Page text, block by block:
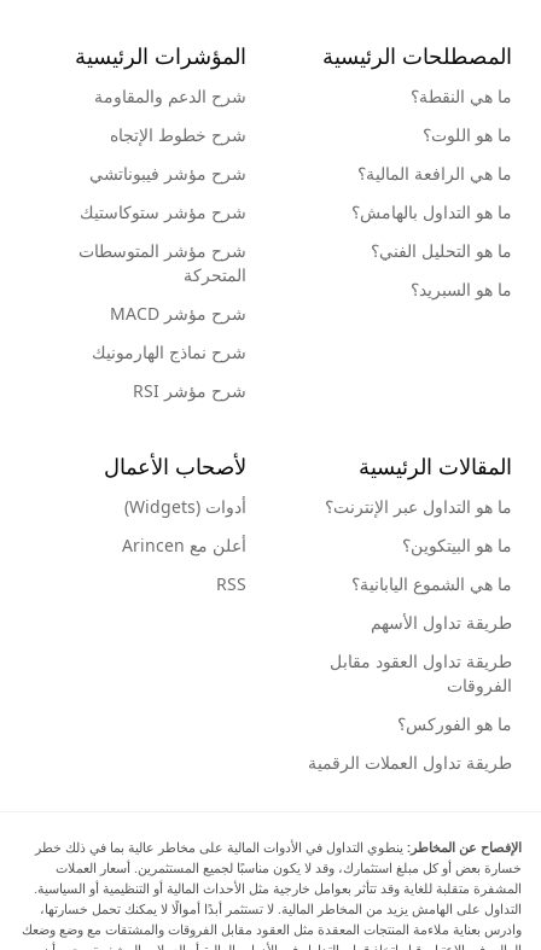
المصطلحات الرئيسية
ما هي النقطة؟
ما هو اللوت؟
ما هي الرافعة المالية؟
ما هو التداول بالهامش؟
ما هو التحليل الفني؟
ما هو السبريد؟
المؤشرات الرئيسية
شرح الدعم والمقاومة
شرح خطوط الإتجاه
شرح مؤشر فيبوناتشي
شرح مؤشر ستوكاستيك
شرح مؤشر المتوسطات
المتحركة
شرح مؤشر MACD
شرح نماذج الهارمونيك
شرح مؤشر RSI
المقالات الرئيسية
ما هو التداول عبر الإنترنت؟
ما هو البيتكوين؟
ما هي الشموع اليابانية؟
طريقة تداول الأسهم
طريقة تداول العقود مقابل
الفروقات
ما هو الفوركس؟
طريقة تداول العملات الرقمية
لأصحاب الأعمال
أدوات (Widgets)
أعلن مع Arincen
RSS
الإفصاح عن المخاطر: ينطوي التداول في الأدوات المالية على مخاطر عالية بما في ذلك خطر
خسارة بعض أو كل مبلغ استثمارك، وقد لا يكون مناسبًا لجميع المستثمرين. أسعار العملات
المشفرة متقلبة للغاية وقد تتأثر بعوامل خارجية مثل الأحداث المالية أو التنظيمية أو السياسية.
التداول على الهامش يزيد من المخاطر المالية. لا تستثمر أبدًا أموالًا لا يمكنك تحمل خسارتها،
وادرس بعناية ملاءمة المنتجات المعقدة مثل العقود مقابل الفروقات والمشتقات مع وضع وضعك